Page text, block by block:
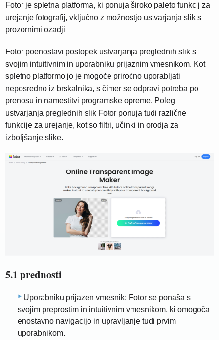
Fotor je spletna platforma, ki ponuja široko paleto funkcij za
urejanje fotografij, vključno z možnostjo ustvarjanja slik s
prozornimi ozadji.
Fotor poenostavi postopek ustvarjanja preglednih slik s
svojim intuitivnim in uporabniku prijaznim vmesnikom. Kot
spletno platformo jo je mogoče priročno uporabljati
neposredno iz brskalnika, s čimer se odpravi potreba po
prenosu in namestitvi programske opreme. Poleg
ustvarjanja preglednih slik Fotor ponuja tudi različne
funkcije za urejanje, kot so filtri, učinki in orodja za
izboljšanje slike.
5.1 prednosti
Uporabniku prijazen vmesnik: Fotor se ponaša s
svojim preprostim in intuitivnim vmesnikom, ki omogoča
enostavno navigacijo in upravljanje tudi prvim
uporabnikom.